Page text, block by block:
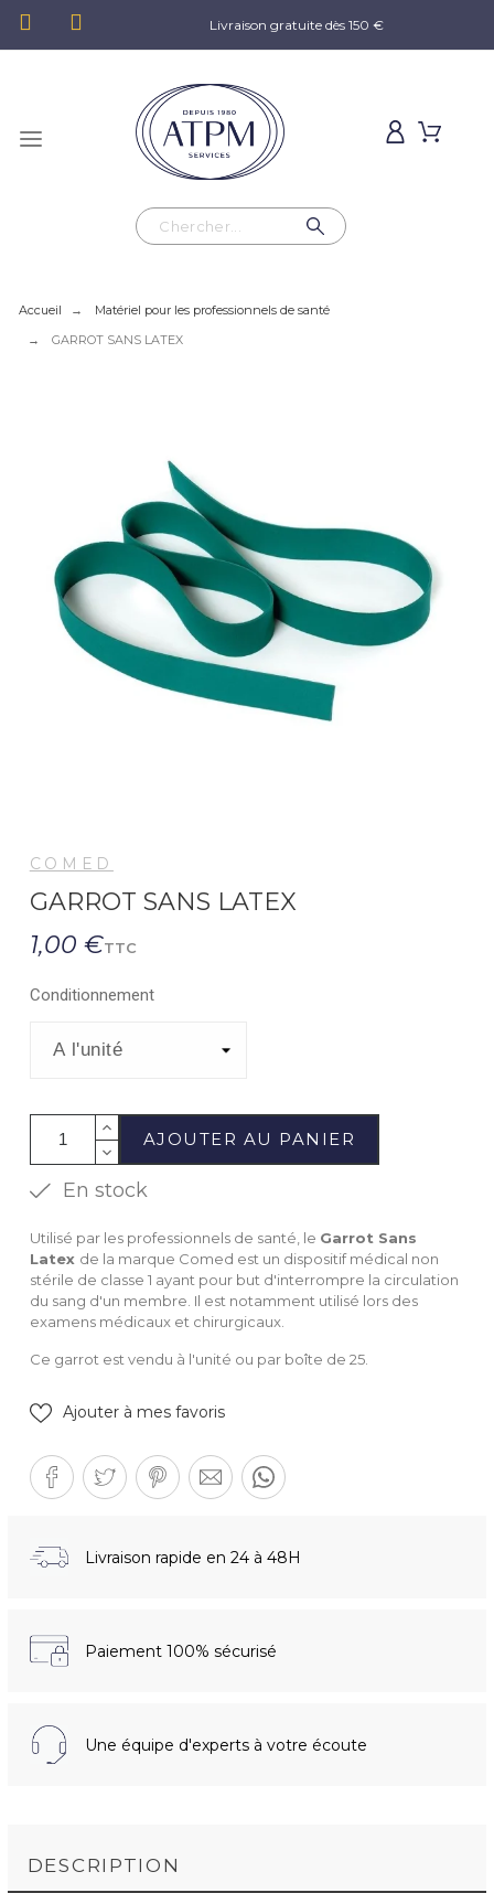
Livraison gratuite dès 150 €
Accueil
Matériel pour les professionnels de santé
GARROT SANS LATEX
COMED
GARROT SANS LATEX
1,00 €TTC
Conditionnement
AJOUTER AU PANIER
En stock
Utilisé par les professionnels de santé, le Garrot Sans
Latex de la marque Comed est un dispositif médical non
stérile de classe 1 ayant pour but d'interrompre la circulation
du sang d'un membre. Il est notamment utilisé lors des
examens médicaux et chirurgicaux.
Ce garrot est vendu à l'unité ou par boîte de 25.
Ajouter à mes favoris
Livraison rapide en 24 à 48H
Paiement 100% sécurisé
Une équipe d'experts à votre écoute
DESCRIPTION